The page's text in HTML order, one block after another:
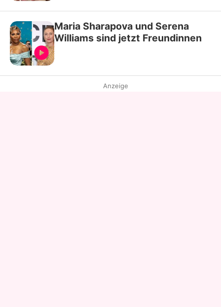
Maria Sharapova und Serena
Williams sind jetzt Freundinnen
Anzeige